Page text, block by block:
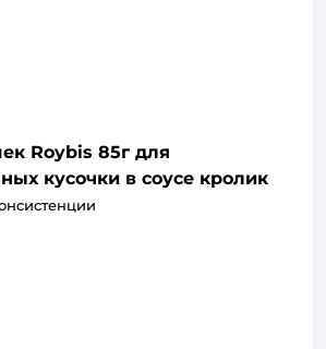
Roybis 85г для
кусочки в соусе кролик